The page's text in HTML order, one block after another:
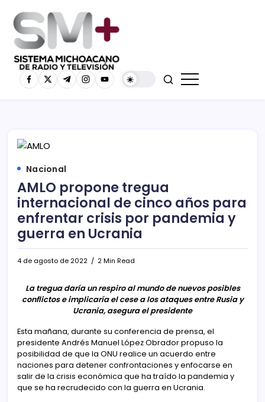
Nacional
AMLO propone tregua
internacional de cinco años para
enfrentar crisis por pandemia y
guerra en Ucrania
4 de agosto de 2022 2 Min Read
La tregua daría un respiro al mundo de nuevos posibles
conflictos e implicaría el cese a los ataques entre Rusia y
Ucrania, asegura el presidente
Esta mañana, durante su conferencia de prensa, el
presidente Andrés Manuel López Obrador propuso la
posibilidad de que la ONU realice un acuerdo entre
naciones para detener confrontaciones y enfocarse en
salir de la crisis económica que ha traído la pandemia y
que se ha recrudecido con la guerra en Ucrania.